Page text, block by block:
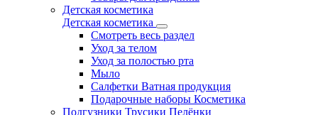
Детская косметика
Детская косметика
Смотреть весь раздел
Уход за телом
Уход за полостью рта
Мыло
Салфетки Ватная продукция
Подарочные наборы Косметика
Подгузники Трусики Пелёнки